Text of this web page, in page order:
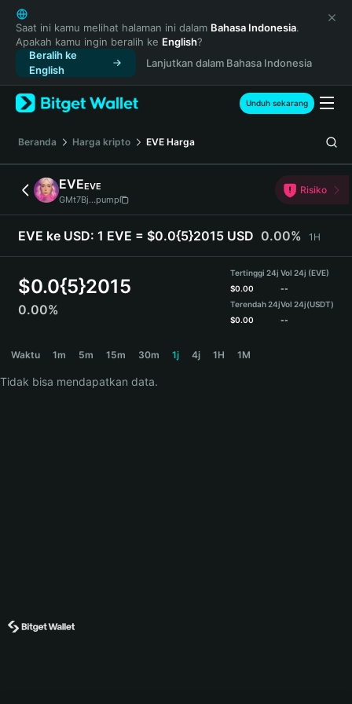
English
日本語
Tiếng Việt
Русский
Español (Latinoamérica)
Türkçe
Français
Deutsch
简体中文
繁體中文
Português (Portugal)
Bahasa Indonesia
ภาษาไทย
Español
Español (Argentina)
Saat ini kamu melihat halaman ini dalam Bahasa Indonesia.
Apakah kamu ingin beralih ke English?
Beralih ke
English
Lanjutkan dalam Bahasa Indonesia
Unduh sekarang
Beranda Harga kripto EVE Harga
EVEEVE
GMt7Bj...pump
Risiko
EVE ke USD: 1 EVE = $0.0{5}2015 USD 0.00% 1H
$0.0{5}2015
0.00%
Tertinggi 24j
$0.00
Terendah 24j
$0.00
Vol 24j (EVE)
--
Vol 24j(USDT)
--
Waktu 1m 5m 15m 30m 1j 4j 1H 1M
Tidak bisa mendapatkan data.